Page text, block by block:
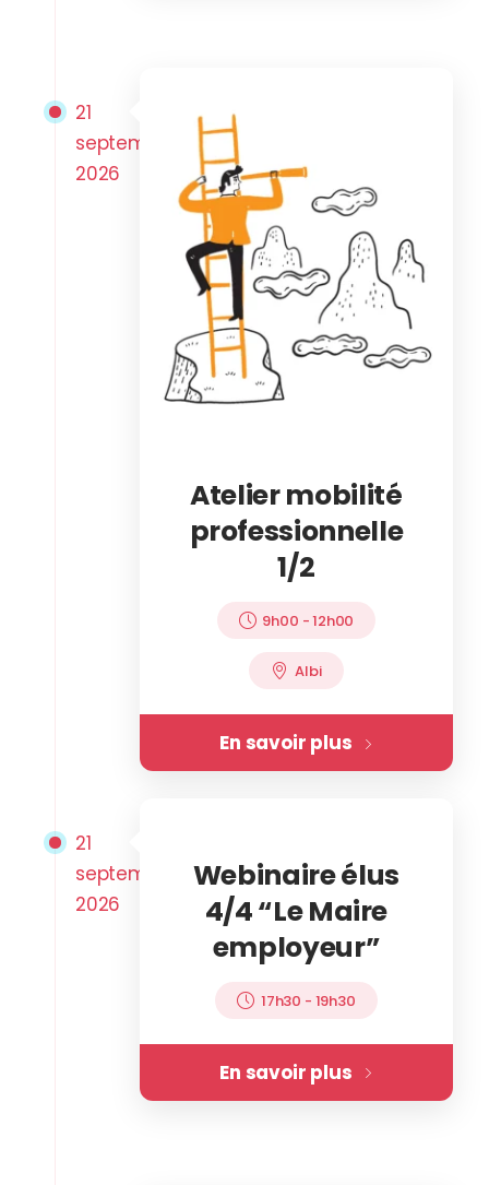
21
septembre
2026
Atelier mobilité
professionnelle
1/2
9h00 -12h00
Albi
En savoir plus
21
septembre
2026
Webinaire élus
4/4 “Le Maire
employeur”
17h30 - 19h30
En savoir plus